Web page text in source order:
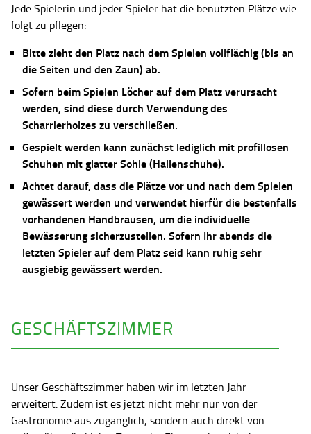
Jede Spielerin und jeder Spieler hat die benutzten Plätze wie
folgt zu pflegen:
Bitte zieht den Platz nach dem Spielen vollflächig (bis an
die Seiten und den Zaun) ab.
Sofern beim Spielen Löcher auf dem Platz verursacht
werden, sind diese durch Verwendung des
Scharrierholzes zu verschließen.
Gespielt werden kann zunächst lediglich mit profillosen
Schuhen mit glatter Sohle (Hallenschuhe).
Achtet darauf, dass die Plätze vor und nach dem Spielen
gewässert werden und verwendet hierfür die bestenfalls
vorhandenen Handbrausen, um die individuelle
Bewässerung sicherzustellen. Sofern Ihr abends die
letzten Spieler auf dem Platz seid kann ruhig sehr
ausgiebig gewässert werden.
GESCHÄFTSZIMMER
Unser Geschäftszimmer haben wir im letzten Jahr
erweitert. Zudem ist es jetzt nicht mehr nur von der
Gastronomie aus zugänglich, sondern auch direkt von